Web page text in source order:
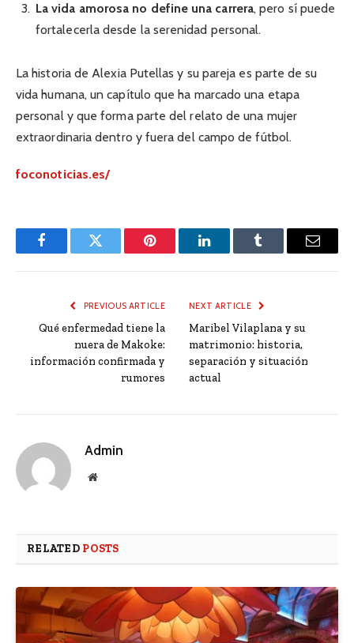
La vida amorosa no define una carrera, pero sí puede
fortalecerla desde la serenidad personal.
La historia de Alexia Putellas y su pareja es parte de su
vida humana, un capítulo que ha marcado una etapa
personal y que forma parte del relato de una mujer
extraordinaria dentro y fuera del campo de fútbol.
foconoticias.es/
FacebookTwitter Pinterest LinkedInTumblr Email
PREVIOUS ARTICLE
Qué enfermedad tiene la
nuera de Makoke:
información confirmada y
rumores
NEXT ARTICLE
Maribel Vilaplana y su
matrimonio: historia,
separación y situación
actual
Admin
Website
RELATED POSTS